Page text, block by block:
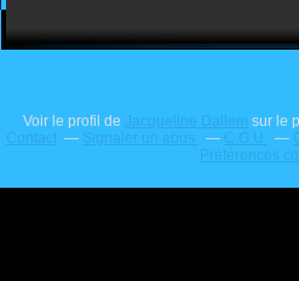
Voir le profil de Jacqueline Dallem sur le
Contact
Signaler un abus C.G.U.
Préférences